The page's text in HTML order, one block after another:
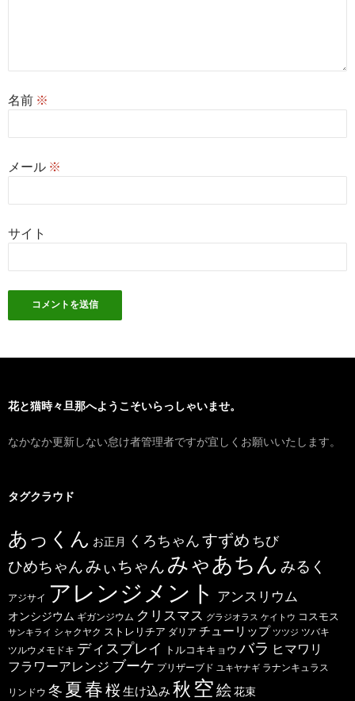
名前 ※
メール ※
サイト
花と猫時々旦那へようこそいらっしゃいませ。
なかなか更新しない怠け者管理者ですが宜しくお願いいたします。
タグクラウド
あっくん お正月 くろちゃんすずめ ちび
ひめちゃんみぃちゃん みゃあちん みるく
アジサイ アレンジメント アンスリウム
オンシジウム ギガンジウム クリスマス グラジオラス ケイトウ コスモス
サンキライ シャクヤク ストレリチア ダリア チューリップ ツツジ ツバキ
ツルウメモドキ ディスプレイ トルコキキョウ バラ ヒマワリ
フラワーアレンジ ブーケ プリザーブド ユキヤナギ ラナンキュラス
リンドウ 冬 夏春桜生け込み 秋 空絵花束